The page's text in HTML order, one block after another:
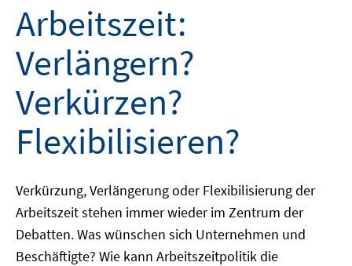
Arbeitszeit:
Verlängern?
Verkürzen?
Flexibilisieren?
Verkürzung, Verlängerung oder Flexibilisierung der
Arbeitszeit stehen immer wieder im Zentrum der
Debatten. Was wünschen sich Unternehmen und
Beschäftigte? Wie kann Arbeitszeitpolitik die